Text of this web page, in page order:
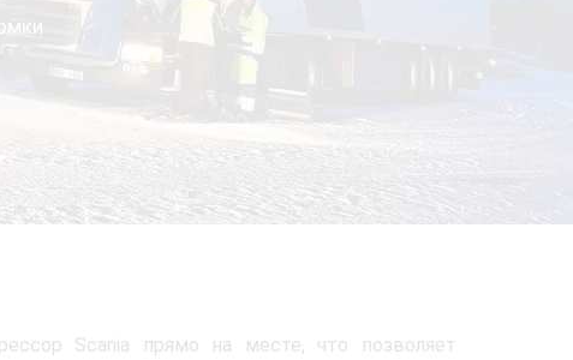
Scania прямо на месте, что позволяет